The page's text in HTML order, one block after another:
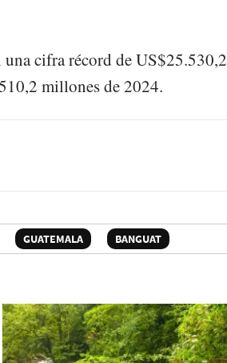
una cifra récord de US$25.530,2
millones de 2024.
GUATEMALA BANGUAT